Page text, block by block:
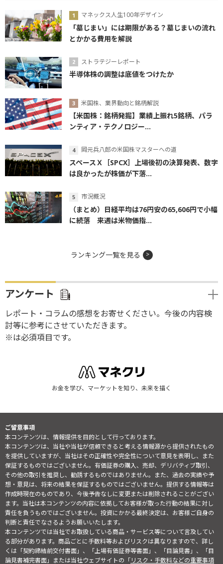
マネックス人生100年デザイン
「墓じまい」には期限がある？墓じまいの流れ
とかかる費用を解説
ストラテジーレポート
半導体株の調整は底値をつけたか
米国株、業界動向と銘柄解説
【米国株：銘柄発掘】業績上振れ5銘柄、パラ
ンティア・テクノロジー...
岡元兵八郎の米国株マスターへの道
スペースＸ［SPCX］上場後初の決算発表、数字
は良かったが株価が下落...
市況概況
（まとめ）日経平均は76円安の65,606円で小幅
に続落 来週は米物価指...
ランキング一覧を見る
アンケート
レポート・コラムの感想をお寄せください。今後の内容検
討等に参考にさせていただきます。
※は必須項目です。
お金を学び、マーケットを知り、未来を描く
ご留意事項
本コンテンツは、情報提供を目的として行っております。
本コンテンツは、当社や当社が信頼できると考える情報源から提供されたもの
を提供していますが、当社はその正確性や完全性について意見を表明し、また
保証するものではございません。有価証券の購入、売却、デリバティブ取引、
その他の取引を推奨し、勧誘するものではありません。また、過去の実績や予
想・意見は、将来の結果を保証するものではございません。提供する情報等は
作成時現在のものであり、今後予告なしに変更または削除されることがござい
ます。当社は本コンテンツの内容に依拠してお客様が取った行動の結果に対し
責任を負うものではございません。投資にかかる最終決定は、お客様ご自身の
判断と責任でなさるようお願いいたします。
本コンテンツでは当社でお取扱している商品・サービス等について言及してい
る部分があります。商品ごとに手数料等およびリスクは異なりますので、詳し
くは「契約締結前交付書面」、「上場有価証券等書面」、「目論見書」、「目
論見書補完書面」または当社ウェブサイトの「リスク・手数料などの重要事項